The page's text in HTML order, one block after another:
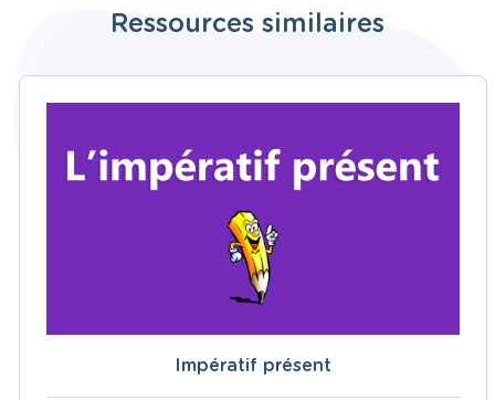
Ressources similaires
Impératif présent